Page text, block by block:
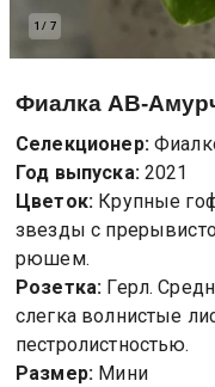
1 / 7
Фиалка АВ-
Селекционер:
Год выпуска: 2021
Цветок: Крупные
звезды с
рюшем.
Розетка: Герл.
слегка волнистые
пестролистностью.
Размер: Мини